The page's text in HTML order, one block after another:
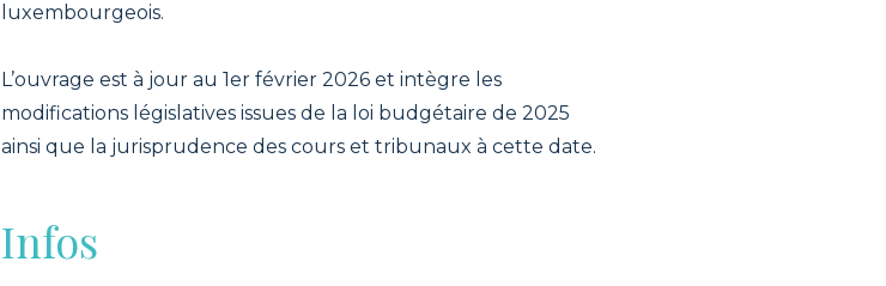
luxembourgeois.
L’ouvrage est à jour au 1er février 2026 et intègre les
modifications législatives issues de la loi budgétaire de 2025
ainsi que la jurisprudence des cours et tribunaux à cette date.
Infos